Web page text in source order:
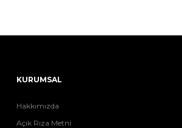
KURUMSAL
Hakkımızda
Açık Rıza Metni